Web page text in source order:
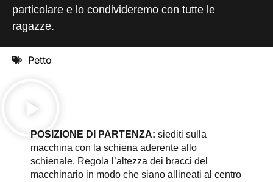
particolare e lo condivideremo con tutte le
ragazze.
Petto
POSIZIONE DI PARTENZA: siediti sulla
macchina con la schiena aderente allo
schienale. Regola l’altezza dei bracci del
macchinario in modo che siano allineati al centro